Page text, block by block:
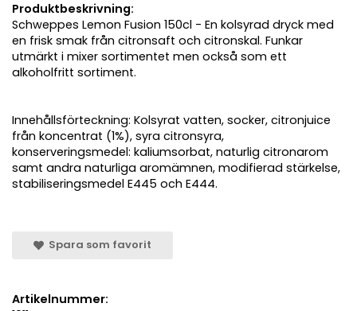
Produktbeskrivning:
Schweppes Lemon Fusion 150cl - En kolsyrad dryck med
en frisk smak från citronsaft och citronskal. Funkar
utmärkt i mixer sortimentet men också som ett
alkoholfritt sortiment.
Innehållsförteckning: Kolsyrat vatten, socker, citronjuice
från koncentrat (1%), syra citronsyra,
konserveringsmedel: kaliumsorbat, naturlig citronarom
samt andra naturliga aromämnen, modifierad stärkelse,
stabiliseringsmedel E445 och E444.
Spara som favorit
Artikelnummer: